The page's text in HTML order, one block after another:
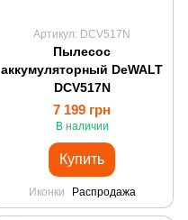
Артикул: DCV517N
Пылесос
аккумуляторный DeWALT
DCV517N
7 199 грн
В наличии
Купить
Иконки Распродажа